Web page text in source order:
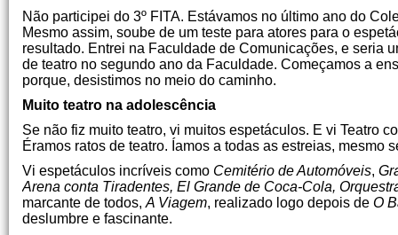
Não participei do 3º FITA. Estávamos no último ano do
Mesmo assim, soube de um teste para atores para o
resultado. Entrei na Faculdade de Comunicações, e seria
de teatro no segundo ano da Faculdade. Começamos a
porque, desistimos no meio do caminho.
Muito teatro na adolescência
Se não fiz muito teatro, vi muitos espetáculos. E vi Teatro
Éramos ratos de teatro. Íamos a todas as estreias,
Vi espetáculos incríveis como Cemitério de Automóveis,
Arena conta Tiradentes, El Grande de Coca-Cola,
marcante de todos, A Viagem, realizado logo depois de O
deslumbre e fascinante.